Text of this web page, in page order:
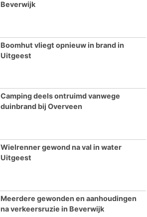
Beverwijk
Boomhut vliegt opnieuw in brand in
Uitgeest
Camping deels ontruimd vanwege
duinbrand bij Overveen
Wielrenner gewond na val in water
Uitgeest
Meerdere gewonden en aanhoudingen
na verkeersruzie in Beverwijk